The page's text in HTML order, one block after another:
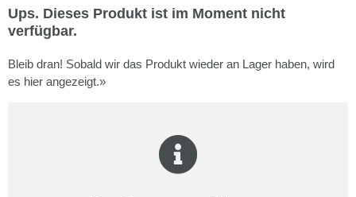
Ups. Dieses Produkt ist im Moment nicht
verfügbar.
Bleib dran! Sobald wir das Produkt wieder an Lager haben, wird
es hier angezeigt.»